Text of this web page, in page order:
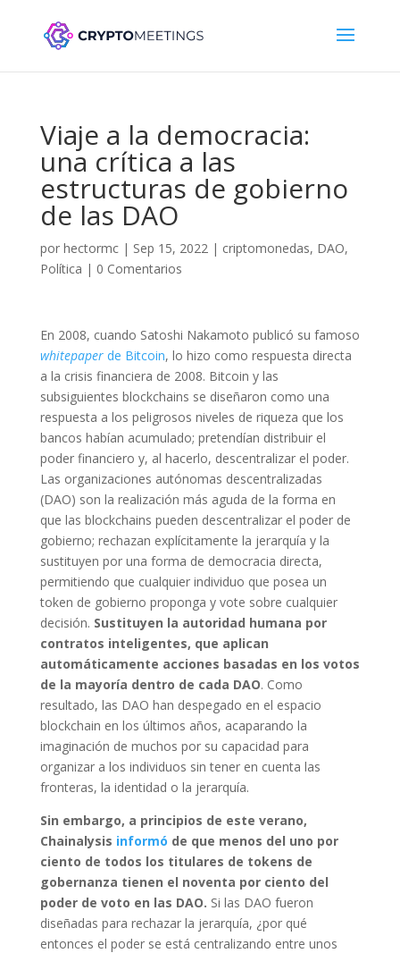
Viaje a la democracia:
una crítica a las
estructuras de gobierno
de las DAO
por hectormc| Sep 15, 2022| criptomonedas, DAO,
Política | 0 Comentarios
En 2008, cuando Satoshi Nakamoto publicó su famoso
whitepaperde Bitcoin, lo hizo como respuesta directa
a la crisis financiera de 2008. Bitcoin y las
subsiguientes blockchains se diseñaron como una
respuesta a los peligrosos niveles de riqueza que los
bancos habían acumulado; pretendían distribuir el
poder financiero y, al hacerlo, descentralizar el poder.
Las organizaciones autónomas descentralizadas
(DAO) son la realización más aguda de la forma en
que las blockchains pueden descentralizar el poder de
gobierno; rechazan explícitamente la jerarquía y la
sustituyen por una forma de democracia directa,
permitiendo que cualquier individuo que posea un
token de gobierno proponga y vote sobre cualquier
decisión. Sustituyen la autoridad humana por
contratos inteligentes, que aplican
automáticamente acciones basadas en los votos
de la mayoría dentro de cada DAO. Como
resultado, las DAO han despegado en el espacio
blockchain en los últimos años, acaparando la
imaginación de muchos por su capacidad para
organizar a los individuos sin tener en cuenta las
fronteras, la identidad o la jerarquía.
Sin embargo, a principios de este verano,
Chainalysis informó de que menos del uno por
ciento de todos los titulares de tokens de
gobernanza tienen el noventa por ciento del
poder de voto en las DAO. Si las DAO fueron
diseñadas para rechazar la jerarquía, ¿por qué
entonces el poder se está centralizando entre unos